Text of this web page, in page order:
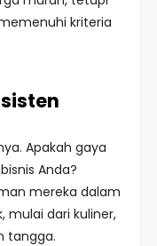
kriteria
Apakah gaya
bisnis Anda?
mereka dalam
mulai dari kuliner,
tangga.